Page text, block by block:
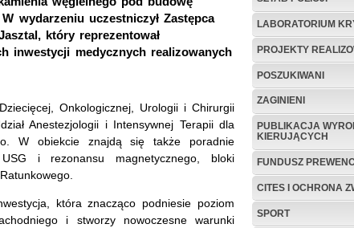
LABORATORIUM
PROJEKTY
POSZUKIWANI
ZAGINIENI
PUBLIKACJA
KIERUJĄCYCH
FUNDUSZ
CITES I OCHRONA
SPORT
wydarzeniu uczestniczył Zastępca
który reprezentował
inwestycji medycznych realizowanych
Onkologicznej, Urologii i Chirurgii
Anestezjologii i Intensywnej Terapii dla
W obiekcie znajdą się także poradnie
i rezonansu magnetycznego, bloki
która znacząco podniesie poziom
i stworzy nowoczesne warunki